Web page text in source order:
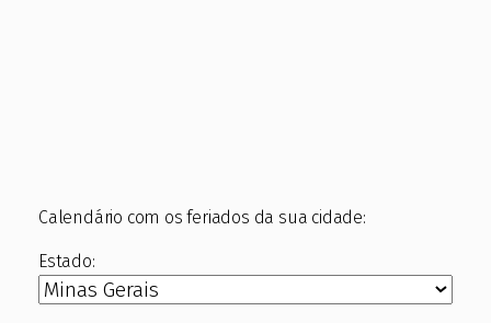
Calendário com os feriados da sua cidade:
Estado: